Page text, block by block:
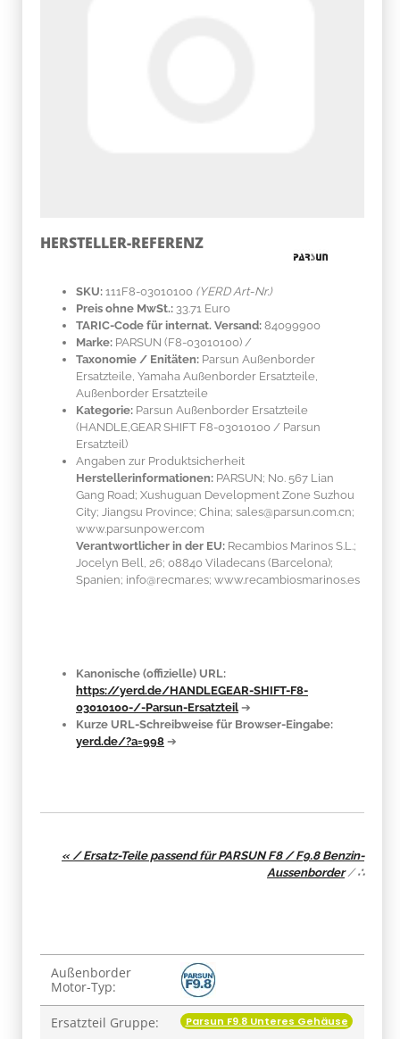
HERSTELLER-REFERENZ
SKU: 111F8-03010100 (YERD Art-Nr.)
Preis ohne MwSt.: 33.71 Euro
TARIC-Code für internat. Versand: 84099900
Marke: PARSUN (F8-03010100) /
Taxonomie / Enitäten: Parsun Außenborder
Ersatzteile, Yamaha Außenborder Ersatzteile,
Außenborder Ersatzteile
Kategorie: Parsun Außenborder Ersatzteile
(HANDLE,GEAR SHIFT F8-03010100 / Parsun
Ersatzteil)
Angaben zur Produktsicherheit
Herstellerinformationen: PARSUN; No. 567 Lian
Gang Road; Xushuguan Development Zone Suzhou
City; Jiangsu Province; China; sales@parsun.com.cn;
www.parsunpower.com
Verantwortlicher in der EU: Recambios Marinos S.L.;
Jocelyn Bell, 26; 08840 Viladecans (Barcelona);
Spanien; info@recmar.es; www.recambiosmarinos.es
Kanonische (offizielle) URL:
https://yerd.de/HANDLEGEAR-SHIFT-F8-
03010100-/-Parsun-Ersatzteil ➔
Kurze URL-Schreibweise für Browser-Eingabe:
yerd.de/?a=998 ➔
« / Ersatz-Teile passend für PARSUN F8 / F9.8 Benzin-
Aussenborder/∴
Produkteigenschaft
Wert
Außenborder
Motor-Typ:
Ersatzteil Gruppe: Parsun F9.8 Unteres Gehäuse